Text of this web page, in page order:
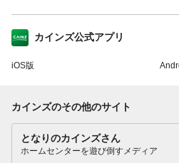
カインズ公式アプリ
iOS版
カインズのその他のサイト
となりのカインズさん
ホームセンターを遊び倒すメディア